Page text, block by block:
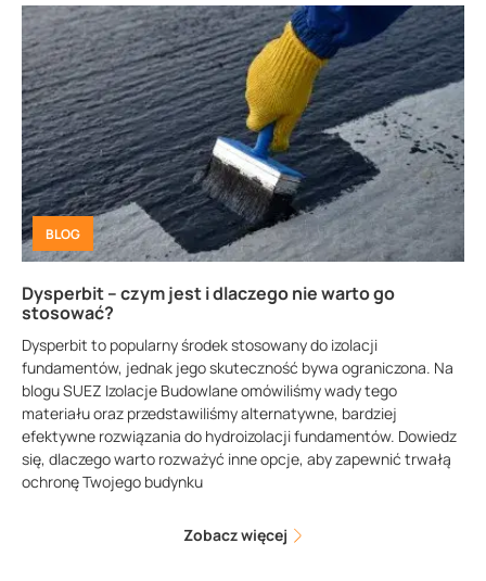
BLOG
Dysperbit – czym jest i dlaczego nie warto go
stosować?
Dysperbit to popularny środek stosowany do izolacji
fundamentów, jednak jego skuteczność bywa ograniczona. Na
blogu SUEZ Izolacje Budowlane omówiliśmy wady tego
materiału oraz przedstawiliśmy alternatywne, bardziej
efektywne rozwiązania do hydroizolacji fundamentów. Dowiedz
się, dlaczego warto rozważyć inne opcje, aby zapewnić trwałą
ochronę Twojego budynku
Zobacz więcej